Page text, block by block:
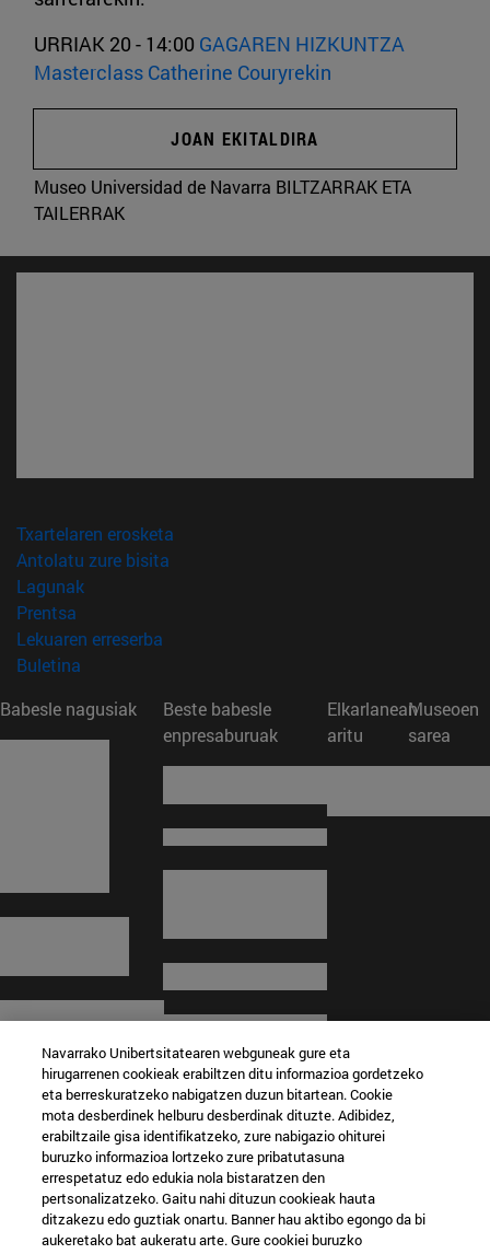
URRIAK 20 - 14:00 GAGAREN HIZKUNTZA
Masterclass Catherine Couryrekin
JOAN EKITALDIRA
Museo Universidad de Navarra BILTZARRAK ETA
TAILERRAK
Txartelaren erosketa
Antolatu zure bisita
Lagunak(leiho berri batean irekiko da)
Prentsa
Lekuaren erreserba
Buletina
Babesle nagusiak
Beste babesle
enpresaburuak
Elkarlanean
aritu
Museoen
sarea
© Navarrako Unibertsitatea
Lege-informazioa
Navarrako Unibertsitatearen webguneak gure eta
hirugarrenen cookieak erabiltzen ditu informazioa gordetzeko
eta berreskuratzeko nabigatzen duzun bitartean. Cookie
mota desberdinek helburu desberdinak dituzte. Adibidez,
erabiltzaile gisa identifikatzeko, zure nabigazio ohiturei
buruzko informazioa lortzeko zure pribatutasuna
errespetatuz edo edukia nola bistaratzen den
pertsonalizatzeko. Gaitu nahi dituzun cookieak hauta
ditzakezu edo guztiak onartu. Banner hau aktibo egongo da bi
aukeretako bat aukeratu arte. Gure cookiei buruzko